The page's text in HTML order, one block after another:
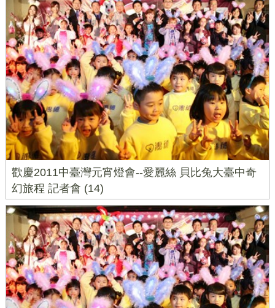
歡慶2011中臺灣元宵燈會--愛麗絲 貝比兔大臺中奇
幻旅程 記者會 (14)